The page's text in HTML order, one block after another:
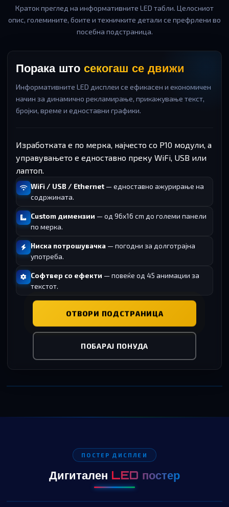
Краток преглед на информативните LED табли. Целосниот
опис, големините, боите и техничките детали се префрлени во
посебна подстраница.
Порака што секогаш се движи
Информативните LED дисплеи се ефикасен и економичен
начин за динамично рекламирање, прикажување текст,
бројки, време и едноставни графики.
Изработката е по мерка, најчесто со P10 модули, а
управувањето е едноставно преку WiFi, USB или
лаптоп.
WiFi / USB / Ethernet — едноставно ажурирање на
содржината.
Custom димензии — од 96x16 cm до големи панели
по мерка.
Ниска потрошувачка — погодни за долготрајна
употреба.
Софтвер со ефекти — повеќе од 45 анимации за
текстот.
ОТВОРИ ПОДСТРАНИЦА
ПОБАРАЈ ПОНУДА
ПОСТЕР ДИСПЛЕИ
Дигитален LED постер